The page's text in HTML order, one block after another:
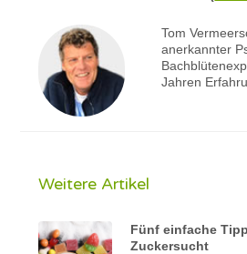
Tom
anerkannter
Jahren
Weitere Artikel
Fünf einfache
Zuckersucht